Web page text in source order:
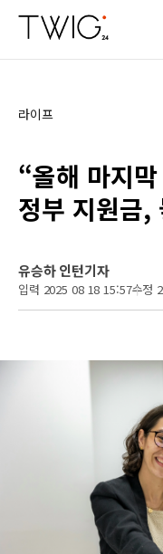
라이프
“올해 마지
정부 지원금,
유승하 인턴기자
입력 2025 08 18 15:57수정